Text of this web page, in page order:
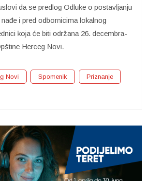
da se predlog Odluke o postavljanju
i pred odbornicima lokalnog
koja će biti održana 26. decembra-
Herceg Novi.
Novi Spomenik Priznanje